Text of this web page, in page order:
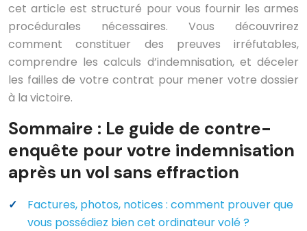
cet article est structuré pour vous fournir les armes
procédurales nécessaires. Vous découvrirez
comment constituer des preuves irréfutables,
comprendre les calculs d’indemnisation, et déceler
les failles de votre contrat pour mener votre dossier
à la victoire.
Sommaire : Le guide de contre-
enquête pour votre indemnisation
après un vol sans effraction
Factures, photos, notices : comment prouver que
vous possédiez bien cet ordinateur volé ?